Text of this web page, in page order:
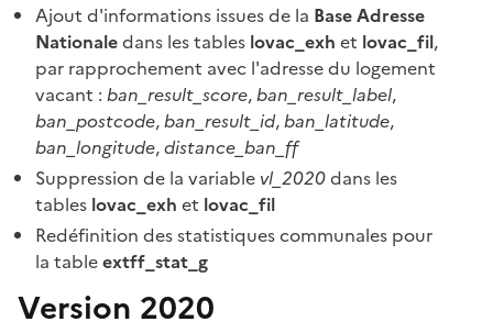
Ajout d'informations issues de la Base Adresse
Nationaledans les tables lovac_exh et lovac_fil,
par rapprochement avec l'adresse du logement
vacant : ban_result_score,ban_result_label,
ban_postcode,ban_result_id,ban_latitude,
ban_longitude,distance_ban_ff
Suppression de la variable vl_2020dans les
tables lovac_exh et lovac_fil
Redéfinition des statistiques communales pour
la tableextff_stat_g
Version 2020